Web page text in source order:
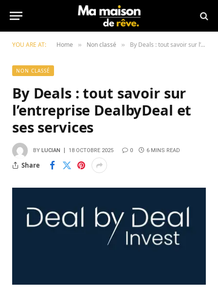
YOU ARE AT: Home » Non classé » By Deals : tout savoir sur l’entreprise DealbyDeal et ses services
NON CLASSÉ
By Deals : tout savoir sur
l’entreprise DealbyDeal et
ses services
BY LUCIAN 18 OCTOBRE 2025 0 6 MINS READ
Share